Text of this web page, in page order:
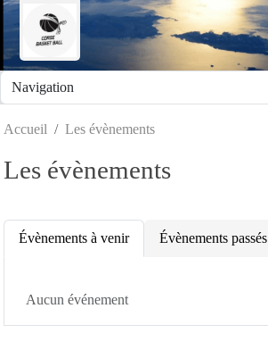
Accueil Les évènements
Les évènements
Évènements à venir Évènements passés
Aucun événement
Panneau de gestion des cookies